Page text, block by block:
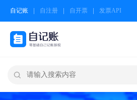
自记账 自注册 自开票 发票API
